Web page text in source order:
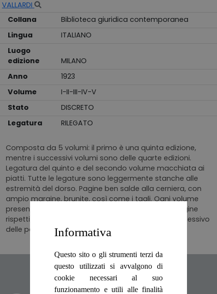
VALLARDI
Collana
Biblioteca giuridica contemporanea
Lingua
ITALIANO
Luogo
edizione
MILANO
Anno
1923
Volume
I-II-III-IV-V
Stato
DISCRETO
Legatura
RILEGATO
Composta da 5 volumi: il primo è una quinta edizione,
mentre i successivi volumi sono delle quarte edizioni.
Legatura del quinto e del secondo volume macchiata ai
piatti. Tutte le legature sono leggermente stanche alle
estremità del dorso. Pagine ben salde alla cerniera, con
ampio margine, brunite, così come i tagli. Ogni volume
presenta la propria numerazione. Numero delle pagine
rispettivamente: 918, 871, 961, 711, 833. Numero complessivo
delle pagine 4294.
Articoli suggeriti
Informativa
Questo sito o gli strumenti terzi da
questo utilizzati si avvalgono di
cookie necessari al suo
funzionamento e utili alle finalità